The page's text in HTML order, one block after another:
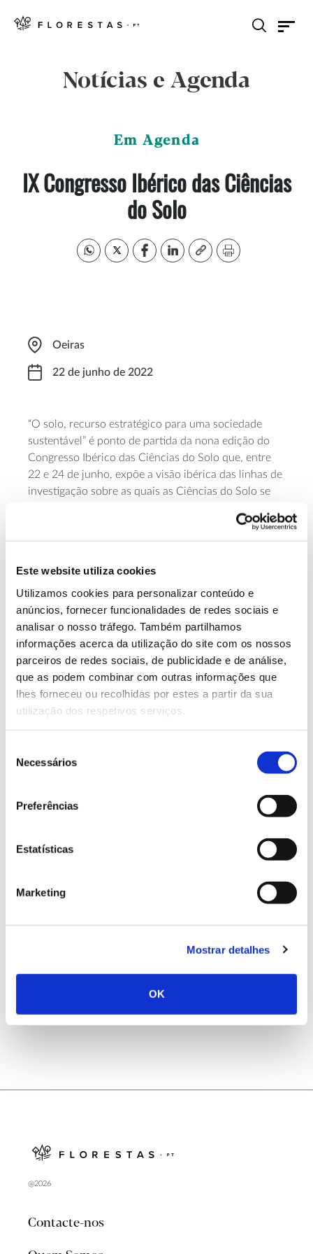
Este website utiliza cookies
Utilizamos cookies para personalizar conteúdo e
anúncios, fornecer funcionalidades de redes sociais e
analisar o nosso tráfego. Também partilhamos
informações acerca da utilização do site com os nossos
parceiros de redes sociais, de publicidade e de análise,
que as podem combinar com outras informações que
lhes forneceu ou recolhidas por estes a partir da sua
utilização dos respetivos serviços.
Necessários
Preferências
Estatísticas
Marketing
Mostrar detalhes
OK
Notícias e Agenda
Em Agenda
IX Congresso Ibérico das Ciências
do Solo
Oeiras
22 de junho de 2022
“O solo, recurso estratégico para uma sociedade
sustentável” é ponto de partida da nona edição do
Congresso Ibérico das Ciências do Solo que, entre
22 e 24 de junho, expõe a visão ibérica das linhas de
investigação sobre as quais as Ciências do Solo se
são convidados a partilhar os resultados das suas
investigações. O evento é organizado pela Sociedade
Nacional de Investigação Agrária e Veterinária
(INIAV), pelo Instituto Superior de Agronomia (ISA) e
pelaSociedad Española de la Ciencia del Suelo (SECS).
Saiba mais sobre este evento
13.07.2026
02.07.2026
Registar galhas de Trichi em acácia-das-espigas:
cidadãos chamados a ajudar
25.06.2026
Natureza e florestas procuram jovens voluntários
no verão 2026
@2026
Contacte-nos